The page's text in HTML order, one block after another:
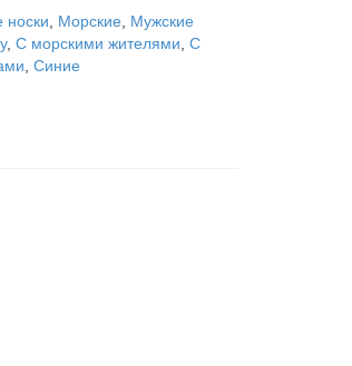
носки Морские
Мужские
, С морскими жителями С
Синие